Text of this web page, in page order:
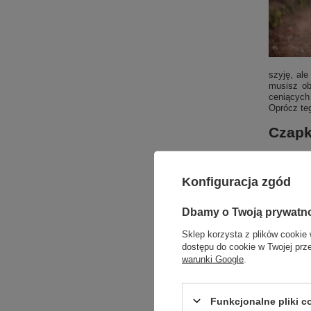
szyję, ale
musisz
Oprócz
lekko
lepiej
głowy z
Jeśli
ułożyć
Konfiguracja zgód
Dbamy o Twoją
Sklep korzysta z plików cookie
dostępu do cookie w Twojej
warunki Google
Funkcjonalne pliki